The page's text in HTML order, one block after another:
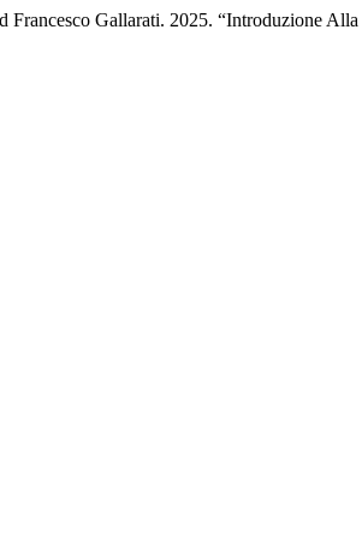
Francesco Gallarati. 2025. “Introduzione